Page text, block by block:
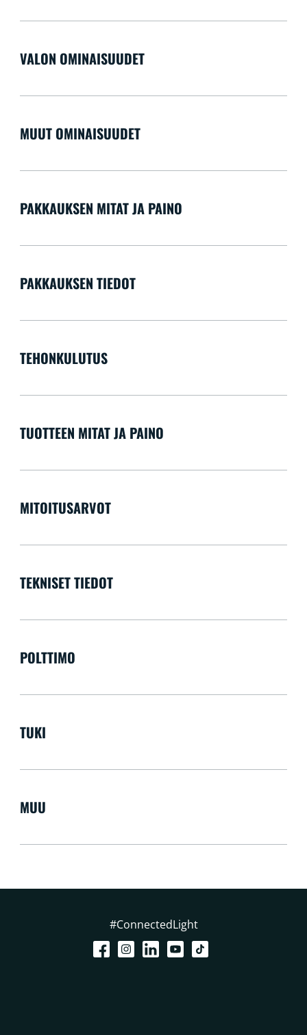
VALON OMINAISUUDET
MUUT OMINAISUUDET
PAKKAUKSEN MITAT JA PAINO
PAKKAUKSEN TIEDOT
TEHONKULUTUS
TUOTTEEN MITAT JA PAINO
MITOITUSARVOT
TEKNISET TIEDOT
POLTTIMO
TUKI
MUU
#ConnectedLight